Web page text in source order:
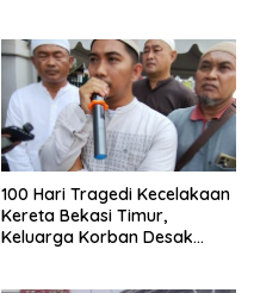
100 Hari Tragedi Kecelakaan
Kereta Bekasi Timur,
Keluarga Korban Desak